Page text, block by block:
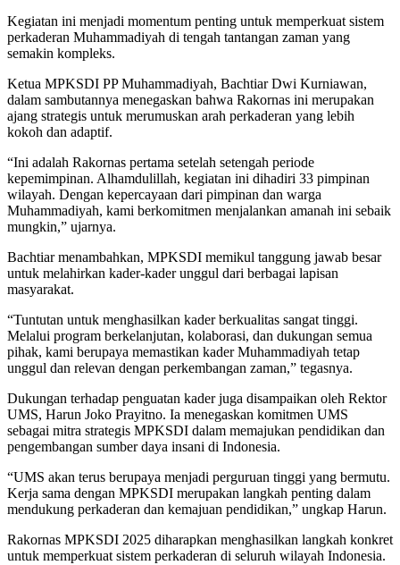
Kegiatan ini menjadi momentum penting untuk memperkuat sistem
perkaderan Muhammadiyah di tengah tantangan zaman yang
semakin kompleks.
Ketua MPKSDI PP Muhammadiyah, Bachtiar Dwi Kurniawan,
dalam sambutannya menegaskan bahwa Rakornas ini merupakan
ajang strategis untuk merumuskan arah perkaderan yang lebih
kokoh dan adaptif.
“Ini adalah Rakornas pertama setelah setengah periode
kepemimpinan. Alhamdulillah, kegiatan ini dihadiri 33 pimpinan
wilayah. Dengan kepercayaan dari pimpinan dan warga
Muhammadiyah, kami berkomitmen menjalankan amanah ini sebaik
mungkin,” ujarnya.
Bachtiar menambahkan, MPKSDI memikul tanggung jawab besar
untuk melahirkan kader-kader unggul dari berbagai lapisan
masyarakat.
“Tuntutan untuk menghasilkan kader berkualitas sangat tinggi.
Melalui program berkelanjutan, kolaborasi, dan dukungan semua
pihak, kami berupaya memastikan kader Muhammadiyah tetap
unggul dan relevan dengan perkembangan zaman,” tegasnya.
Dukungan terhadap penguatan kader juga disampaikan oleh Rektor
UMS, Harun Joko Prayitno. Ia menegaskan komitmen UMS
sebagai mitra strategis MPKSDI dalam memajukan pendidikan dan
pengembangan sumber daya insani di Indonesia.
“UMS akan terus berupaya menjadi perguruan tinggi yang bermutu.
Kerja sama dengan MPKSDI merupakan langkah penting dalam
mendukung perkaderan dan kemajuan pendidikan,” ungkap Harun.
Rakornas MPKSDI 2025 diharapkan menghasilkan langkah konkret
untuk memperkuat sistem perkaderan di seluruh wilayah Indonesia.